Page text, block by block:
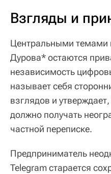
Взгляды и
Центральными темами
Дурова* остаются
независимость
называет себя
взглядов и
должно получать
частной переписке.
Предприниматель
Telegram старается